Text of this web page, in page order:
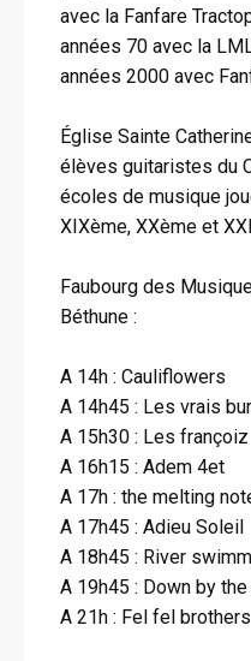
avec la Fanfare
années 70 avec la
années 2000 avec
Église Sainte
élèves guitaristes du
écoles de musique
XIXème, XXème et
Faubourg des
Béthune :
A 14h : Cauliflowers
A 14h45 : Les vrais
A 15h30 : Les françoiz
A 16h15 : Adem 4et
A 17h : the melting
A 17h45 : Adieu Soleil
A 18h45 : River
A 19h45 : Down by
A 21h : Fel fel brothers